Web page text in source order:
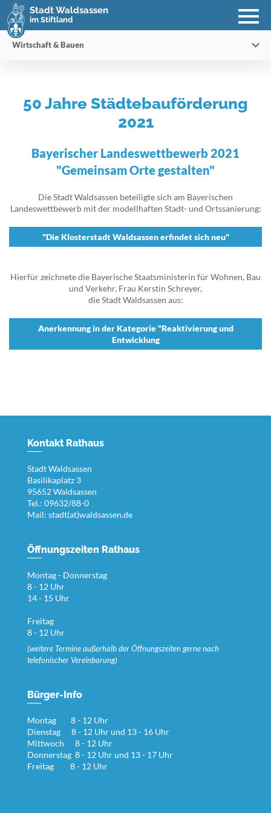
Stadt Waldsassen
im Stiftland
Wirtschaft & Bauen
50 Jahre Städtebauförderung
2021
Bayerischer Landeswettbewerb 2021
"Gemeinsam Orte gestalten"
Die Stadt Waldsassen beteiligte sich am Bayerischen
Landeswettbewerb mit der modellhaften Stadt- und Ortssanierung:
"Die Klosterstadt Waldsassen erfindet sich neu"
Hierfür zeichnete die Bayerische Staatsministerin für Wohnen, Bau
und Verkehr, Frau Kerstin Schreyer,
die Stadt Waldsassen aus:
Anerkennung in der Kategorie "Reaktivierung und
Entwicklung
Kontakt Rathaus
Stadt Waldsassen
Basilikaplatz 3
95652 Waldsassen
Tel.: 09632/88-0
Mail: stadt(at)waldsassen.de
Öffnungszeiten Rathaus
Montag - Donnerstag
8 - 12 Uhr
14 - 15 Uhr
Freitag
8 - 12 Uhr
(weitere Termine außerhalb der Öffnungszeiten gerne nach
telefonischer Vereinbarung)
Bürger-Info
Montag 8 - 12 Uhr
Dienstag 8 - 12 Uhr und 13 - 16 Uhr
Mittwoch 8 - 12 Uhr
Donnerstag 8 - 12 Uhr und 13 - 17 Uhr
Freitag 8 - 12 Uhr